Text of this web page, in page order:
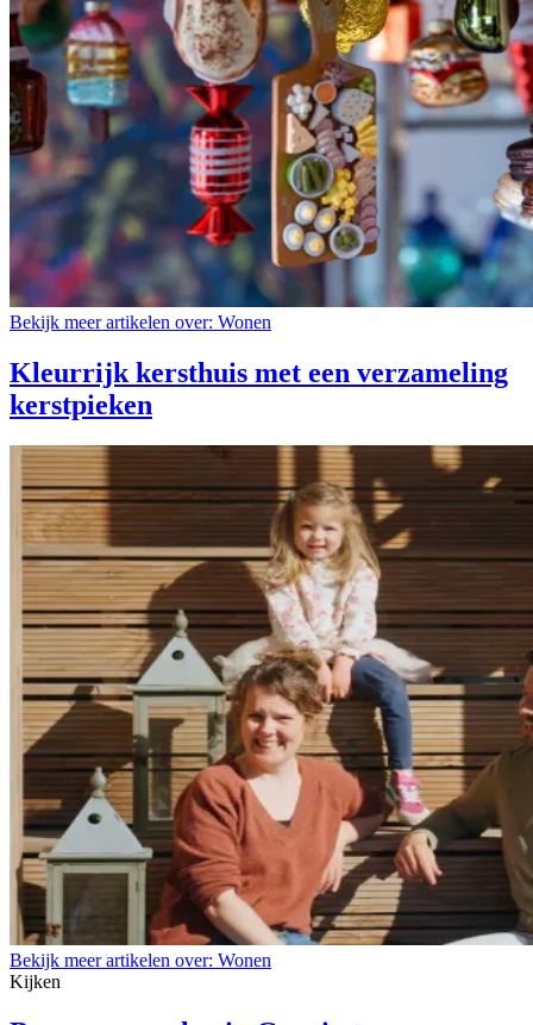
Bekijk meer artikelen over: Wonen
Kleurrijk kersthuis met een verzameling
kerstpieken
Bekijk meer artikelen over: Wonen
Kijken